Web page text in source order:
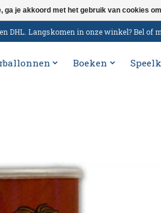
DHL. Langskomen in onze winkel? Bel of
Boeken
ga je akkoord met het gebruik van cookies